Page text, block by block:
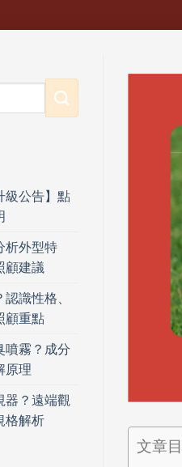
級公告】點
析外型特
顧建議
識性格、
顧重點
噴霧？成分
原理
器？遠端觀
格解析
文章